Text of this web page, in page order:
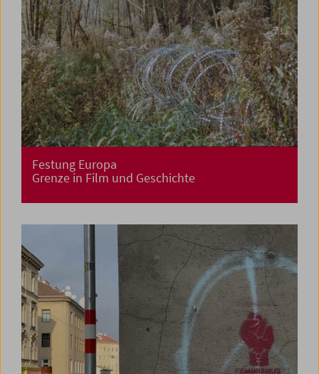
Festung Europa
Grenze in Film und Geschichte